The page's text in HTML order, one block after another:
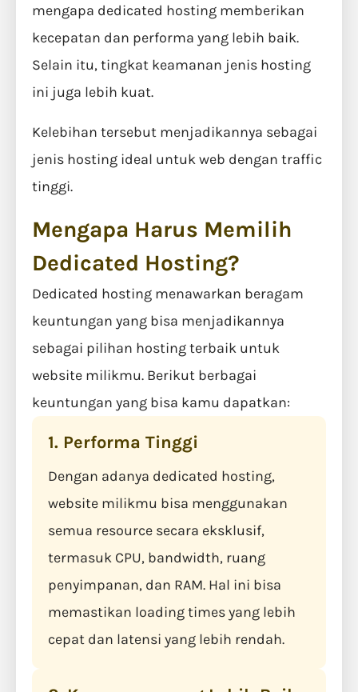
mengapa dedicated hosting memberikan
kecepatan dan performa yang lebih baik.
Selain itu, tingkat keamanan jenis hosting
ini juga lebih kuat.
Kelebihan tersebut menjadikannya sebagai
jenis hosting ideal untuk web dengan traffic
tinggi.
Mengapa Harus Memilih
Dedicated Hosting?
Dedicated hosting menawarkan beragam
keuntungan yang bisa menjadikannya
sebagai pilihan hosting terbaik untuk
website milikmu. Berikut berbagai
keuntungan yang bisa kamu dapatkan:
1. Performa Tinggi
Dengan adanya dedicated hosting,
website milikmu bisa menggunakan
semua resource secara eksklusif,
termasuk CPU, bandwidth, ruang
penyimpanan, dan RAM. Hal ini bisa
memastikan loading times yang lebih
cepat dan latensi yang lebih rendah.